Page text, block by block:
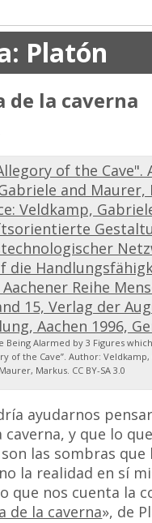
Platón
de la caverna
Being Alarmed by 3 Figures
of the Cave”. Author:
Maurer, Markus. CC BY-SA 3.0
ayudarnos
y que lo
las sombras que
la realidad en sí
que nos cuenta la
de la caverna», de